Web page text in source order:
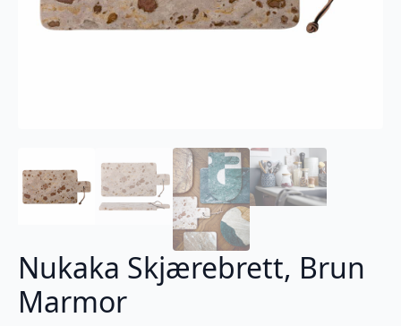
Nukaka Skjærebrett, Brun
Marmor